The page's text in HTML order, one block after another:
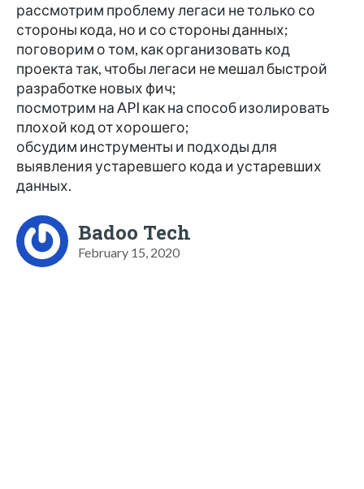
рассмотрим проблему легаси не только со
стороны кода, но и со стороны данных;
поговорим о том, как организовать код
проекта так, чтобы легаси не мешал быстрой
разработке новых фич;
посмотрим на API как на способ изолировать
плохой код от хорошего;
обсудим инструменты и подходы для
выявления устаревшего кода и устаревших
данных.
Badoo Tech
February 15, 2020